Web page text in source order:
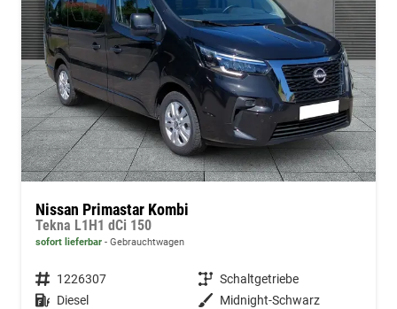
Nissan Primastar Kombi
Tekna L1H1 dCi 150
sofort lieferbar Gebrauchtwagen
Fahrzeugnummer 1226307 Getriebe Schaltgetriebe
Kraftstoff Diesel Außenfarbe Midnight-Schwarz